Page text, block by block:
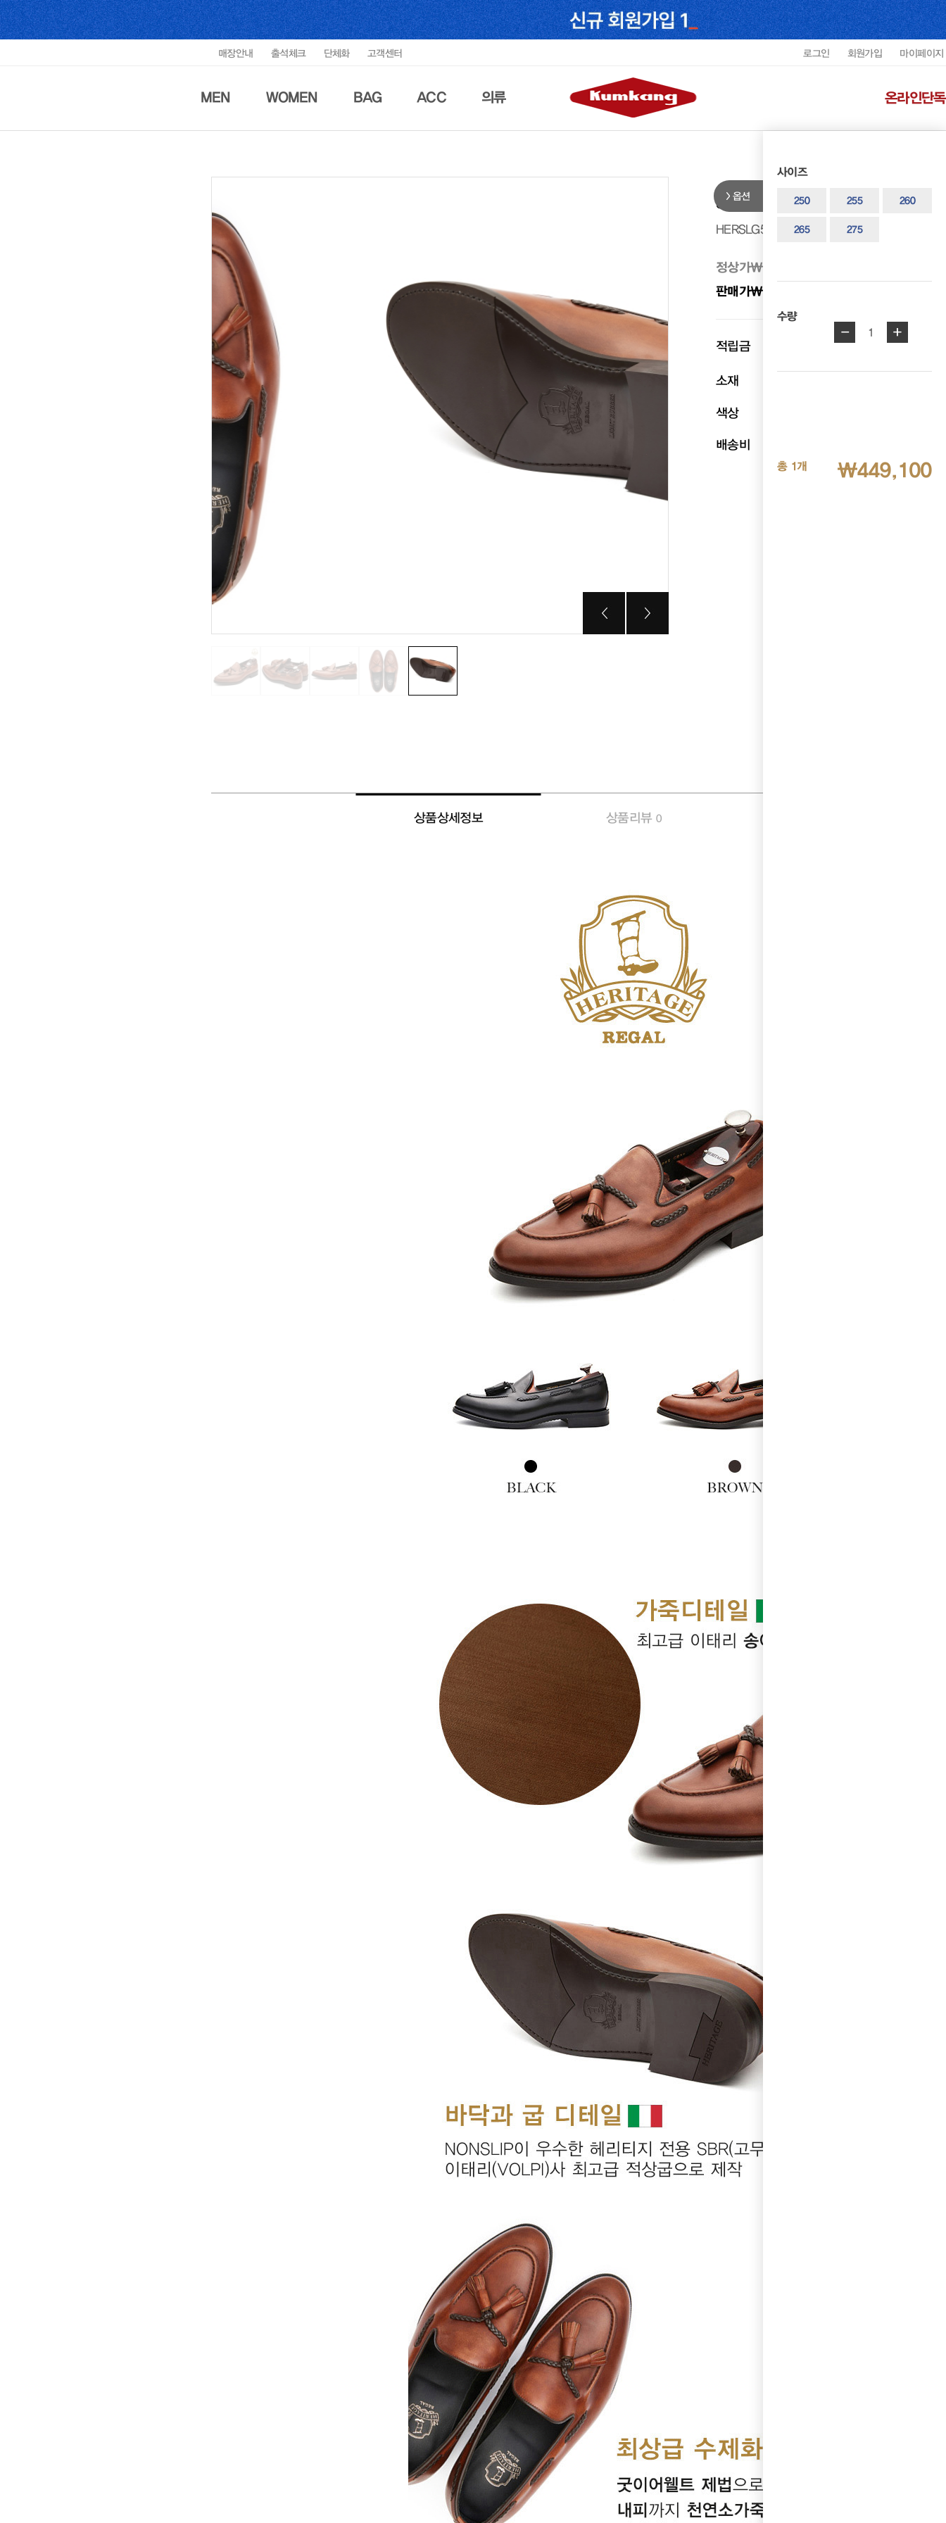
매장안내 출석체크 단체화 고객센터 로그인 회원가입 마이페이지
MEN WOMEN BAG ACC 의류 온라인단독
옵션
사이즈
250 255 260
265 275
수량
- 1 +
총 1개 ₩449,100
헤리티지 남성 테슬로퍼
HERSLG5005C3
정상가₩ 499,000
판매가₩ 449,100
적립금 22,455
소재
색상
배송비
상품상세정보 상품리뷰 0